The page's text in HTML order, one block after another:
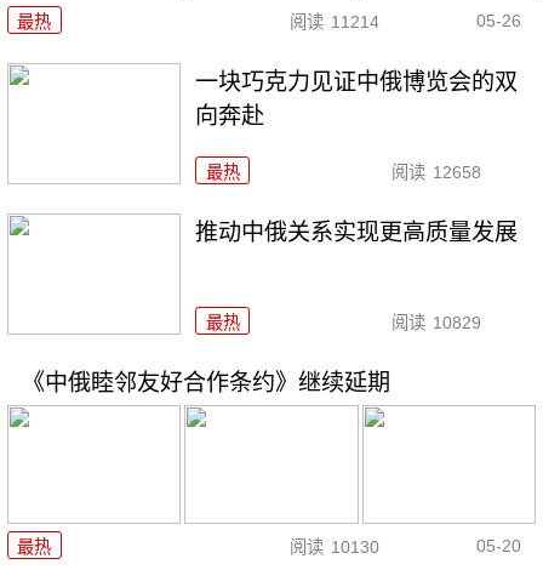
最热 阅读 11214 05-26
一块巧克力见证中俄博览会的双
向奔赴
最热 阅读 12658
推动中俄关系实现更高质量发展
最热 阅读 10829
《中俄睦邻友好合作条约》继续延期
最热 阅读 10130 05-20